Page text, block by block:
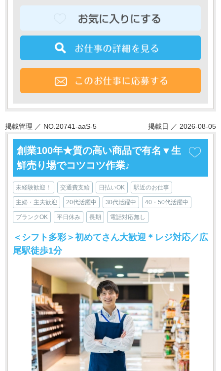
掲載管理 ／ NO.20741-aaS-5 掲載日 ／ 2026-08-05
創業100年★質の高い商品で有名▼生
鮮売り場でコツコツ作業♪
未経験歓迎！ 交通費支給 日払いOK 駅近のお仕事
主婦・主夫歓迎 20代活躍中 30代活躍中 40・50代活躍中
ブランクOK 平日休み 長期 電話対応無し
＜シフト多彩＞初めてさん大歓迎＊レジ対応／広
尾駅徒歩1分